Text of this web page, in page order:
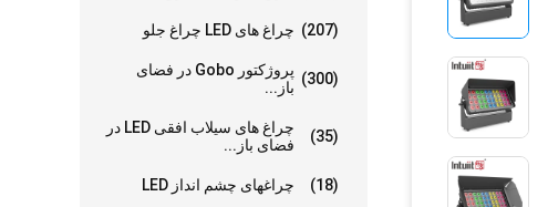
چراغ های LED چراغ جلو (207)
پروژکتور Gobo در فضای
باز...
(300)
چراغ های سیلاب افقی LED در
فضای باز...
(35)
چراغهای چشم انداز LED (18)